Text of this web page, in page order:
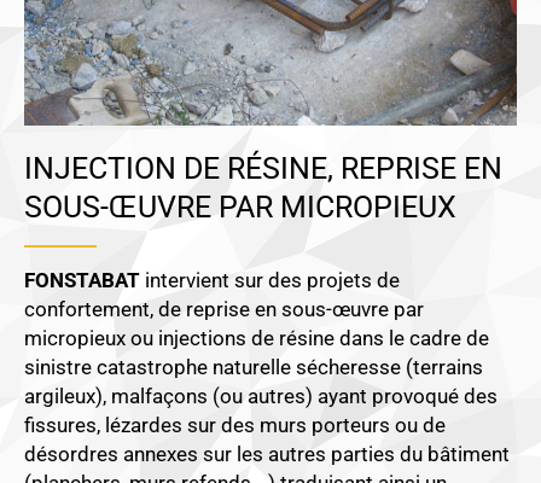
INJECTION DE RÉSINE, REPRISE EN
SOUS-ŒUVRE PAR MICROPIEUX
FONSTABAT intervient sur des projets de
confortement, de reprise en sous-œuvre par
micropieux ou injections de résine dans le cadre de
sinistre catastrophe naturelle sécheresse (terrains
argileux), malfaçons (ou autres) ayant provoqué des
fissures, lézardes sur des murs porteurs ou de
désordres annexes sur les autres parties du bâtiment